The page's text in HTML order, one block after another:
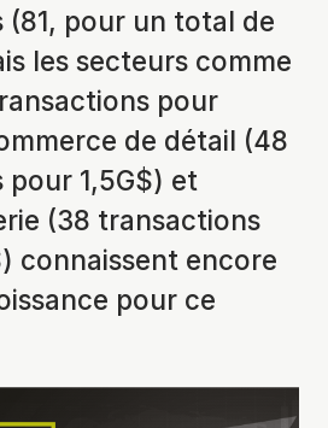
pour un total de
les secteurs comme
pour
de détail (48
1,5G$) et
(38 transactions
connaissent encore
pour ce